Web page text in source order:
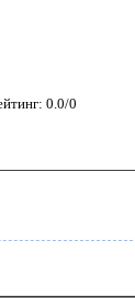
: 0.0/0